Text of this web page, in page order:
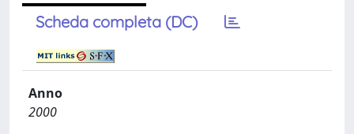
Scheda completa (DC)
Anno
2000